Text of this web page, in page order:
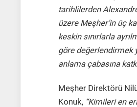
tarihlilerden
üzere Meşher’in üç
keskin sınırlarla
göre değerlendirmek
anlama çabasına
Meşher Direktörü
Konuk, “Kimileri en